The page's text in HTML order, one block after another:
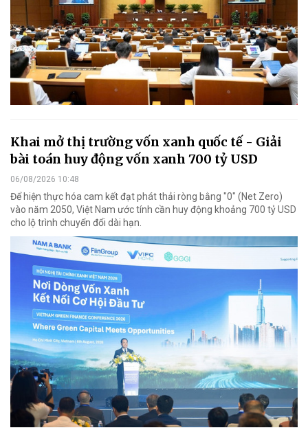
Khai mở thị trường vốn xanh quốc tế - Giải
bài toán huy động vốn xanh 700 tỷ USD
06/08/2026 10:48
Để hiện thực hóa cam kết đạt phát thải ròng bằng "0" (Net Zero)
vào năm 2050, Việt Nam ước tính cần huy động khoảng 700 tỷ USD
cho lộ trình chuyển đổi dài hạn.